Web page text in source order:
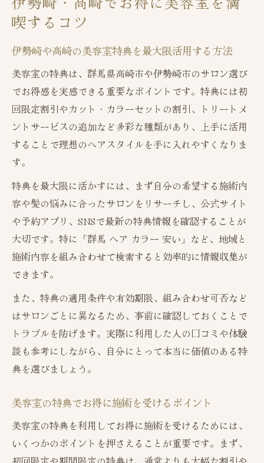
喫するコツ
伊勢崎や高崎の美容室特典を最大限活用する方法
美容室の特典は、群馬県高崎市や伊勢崎市のサロン選び
でお得感を実感できる重要なポイントです。特典には初
回限定割引やカット・カラーセットの割引、トリートメ
ントサービスの追加など多彩な種類があり、上手に活用
することで理想のヘアスタイルを手に入れやすくなりま
す。
特典を最大限に活かすには、まず自分の希望する施術内
容や髪の悩みに合ったサロンをリサーチし、公式サイト
や予約アプリ、SNSで最新の特典情報を確認することが
大切です。特に「群馬 ヘア カラー 安い」など、地域と
施術内容を組み合わせて検索すると効率的に情報収集が
できます。
また、特典の適用条件や有効期限、組み合わせ可否など
はサロンごとに異なるため、事前に確認しておくことで
トラブルを防げます。実際に利用した人の口コミや体験
談も参考にしながら、自分にとって本当に価値のある特
典を選びましょう。
美容室の特典でお得に施術を受けるポイント
美容室の特典を利用してお得に施術を受けるためには、
いくつかのポイントを押さえることが重要です。まず、